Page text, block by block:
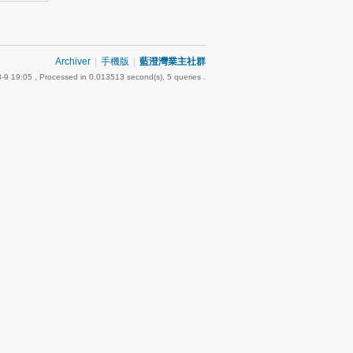
Archiver 手機版 藍澄灣業主社群
9 19:05 , Processed in 0.013513 second(s), 5 queries .